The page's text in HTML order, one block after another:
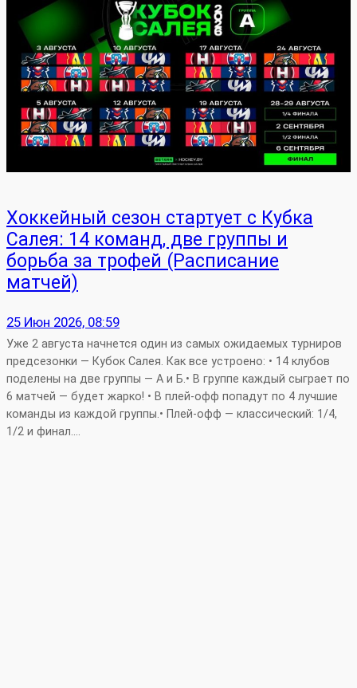
Хоккейный сезон стартует с Кубка
Салея: 14 команд, две группы и
борьба за трофей (Расписание
матчей)
25 Июн 2026, 08:59
Уже 2 августа начнется один из самых ожидаемых турниров
предсезонки — Кубок Салея. Как все устроено: • 14 клубов
поделены на две группы — А и Б.• В группе каждый сыграет по
6 матчей — будет жарко! • В плей‑офф попадут по 4 лучшие
команды из каждой группы.• Плей‑офф — классический: 1/4,
1/2 и финал.…